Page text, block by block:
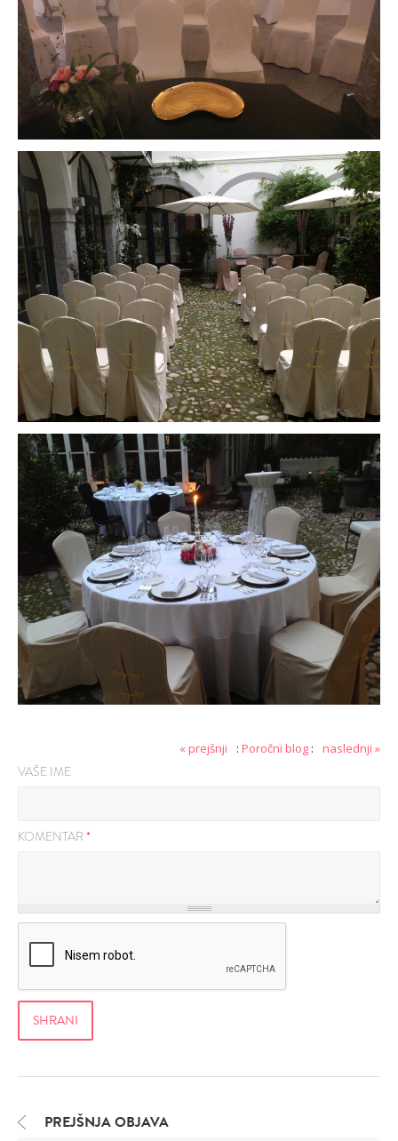
« prejšnji : Poročni blog : naslednji »
VAŠE IME
KOMENTAR *
PREJŠNJA OBJAVA